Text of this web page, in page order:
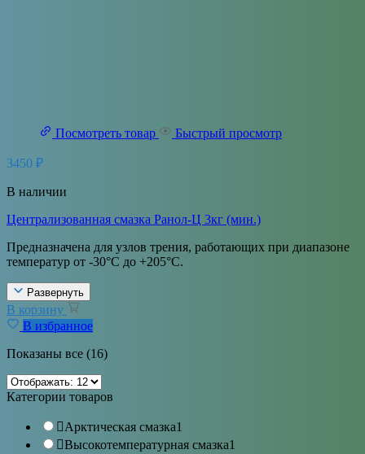
Посмотреть товар Быстрый просмотр
3450 ₽
В наличии
Централизованная смазка Ранол-Ц 3кг (мин.)
Предназначена для узлов трения, работающих при диапазоне
температур от -30°С до +205°С.
Развернуть
В корзину
В избранное
Показаны все (16)
Категории товаров
Арктическая смазка1
Высокотемпературная смазка1